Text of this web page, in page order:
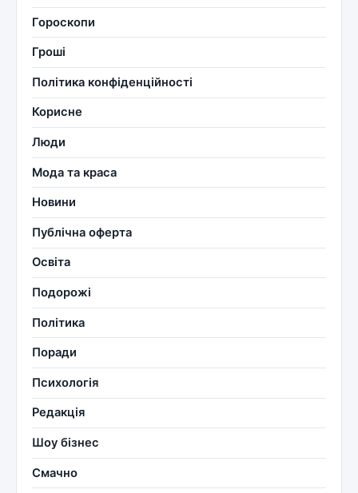
Гороскопи
Гроші
Політика конфіденційності
Корисне
Люди
Мода та краса
Новини
Публічна оферта
Освіта
Подорожі
Політика
Поради
Психологія
Редакція
Шоу бізнес
Смачно